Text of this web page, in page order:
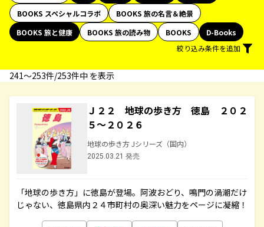
BOOKS スペシャルコラボ
BOOKS 旅の名言＆絶景
BOOKS 旅と健康
BOOKS 旅の読み物 BOOKS
D-Books
絞り込み条件を追加
241〜253件/253件中 を表示
Ｊ２２ 地球の歩き方 徳島 ２０２
５～２０２６
地球の歩き方 Jシリーズ（国内）
2025.03.21 発売
「地球の歩き方」に徳島が登場。阿波おどり、鳴門の渦潮だけ
じゃない、徳島県内２４市町村の奥深い魅力をページに凝縮！